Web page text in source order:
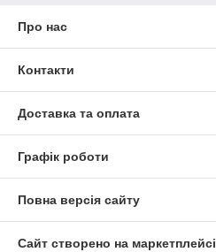
Про нас
Контакти
Доставка та оплата
Графік роботи
Повна версія сайту
Сайт створено на маркетплейсі